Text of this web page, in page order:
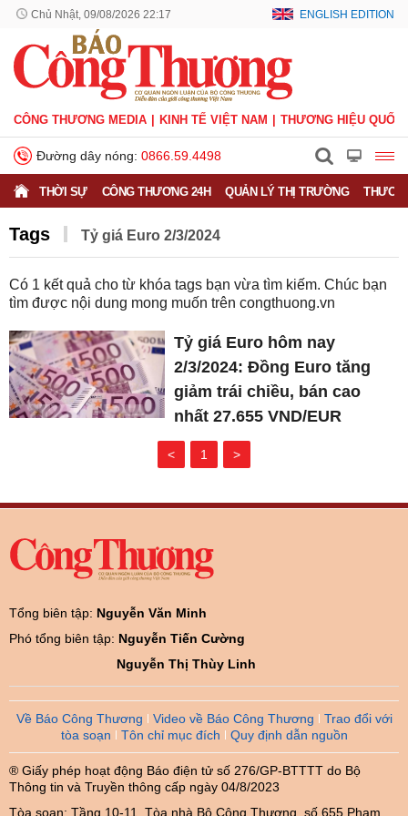
Chủ Nhật, 09/08/2026 22:17 ENGLISH EDITION
CÔNG THƯƠNG MEDIA KINH TẾ VIỆT NAM THƯƠNG HIỆU QUỐC
Đường dây nóng: 0866.59.4498
THỜI SỰ CÔNG THƯƠNG 24H QUẢN LÝ THỊ TRƯỜNG
Tags Tỷ giá Euro 2/3/2024
Có 1 kết quả cho từ khóa tags bạn vừa tìm kiếm. Chúc bạn
tìm được nội dung mong muốn trên congthuong.vn
Tỷ giá Euro hôm nay
2/3/2024: Đồng Euro tăng
giảm trái chiều, bán cao
nhất 27.655 VND/EUR
< 1 >
Tổng biên tập: Nguyễn Văn Minh
Phó tổng biên tập: Nguyễn Tiến Cường
Nguyễn Thị Thùy Linh
Về Báo Công Thương Video về Báo Công Thương
Trao đổi với
tòa soạn
Tôn chỉ mục đích Quy định dẫn nguồn
® Giấy phép hoạt động Báo điện tử số 276/GP-BTTTT do Bộ
Thông tin và Truyền thông cấp ngày 04/8/2023
Tòa soạn: Tầng 10-11, Tòa nhà Bộ Công Thương, số 655 Phạm